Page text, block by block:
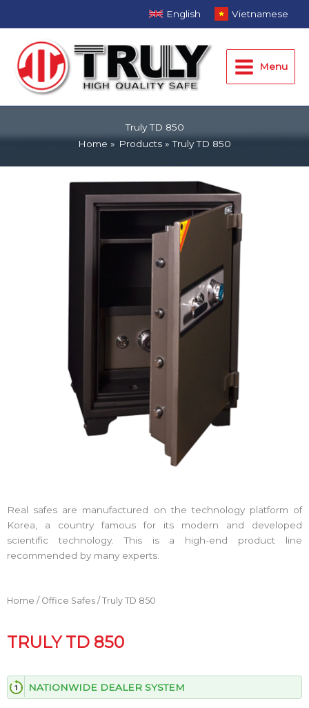
English Vietnamese
MenuMenu
Truly TD 850
Home
Products Truly TD 850
Real safes are manufactured on the technology platform of
Korea, a country famous for its modern and developed
scientific technology. This is a high-end product line
recommended by many experts.
Home / Office Safes / Truly TD 850
TRULY TD 850
NATIONWIDE DEALER SYSTEM